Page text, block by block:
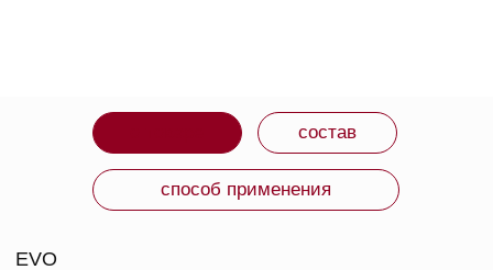
ПАВ из кокосового масла;
Масло жожоба;
Масло авокадо;
Протеины киноа.
ИЗГОТОВИТЕЛЬ: Австралия.